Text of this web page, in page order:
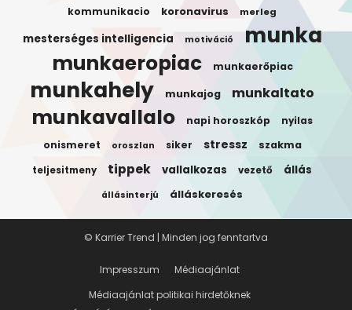
kommunikacio koronavirus merleg
mesterséges intelligencia motiváció munka
munkaeropiac munkaerőpiac
munkahely munkajog munkaltato
munkavallalo napi horoszkóp nyilas
onismeret oroszlan siker stressz szakma
teljesitmeny tippek vallalkozas vezető állás
állásinterjú álláskeresés
Impresszum
Médiaajánlat
Médiaajánlat politikai hirdetőknek
© Karrier Trend | Minden jog fenntartva